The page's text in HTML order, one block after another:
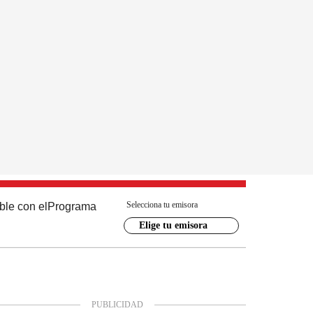
con el Programa Selecciona tu emisora
Elige tu emisora